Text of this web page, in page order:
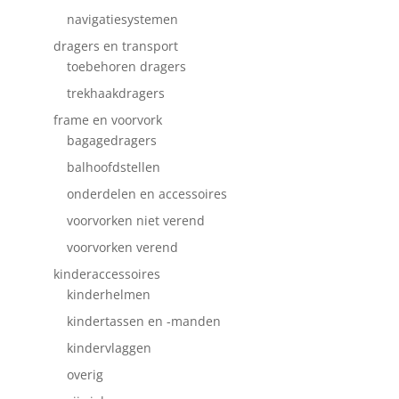
navigatiesystemen
dragers en transport
toebehoren dragers
trekhaakdragers
frame en voorvork
bagagedragers
balhoofdstellen
onderdelen en accessoires
voorvorken niet verend
voorvorken verend
kinderaccessoires
kinderhelmen
kindertassen en -manden
kindervlaggen
overig